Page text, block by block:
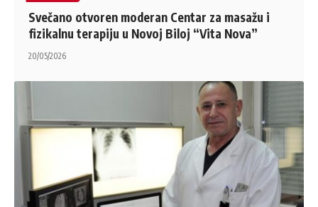
Svečano otvoren moderan Centar za masažu i
fizikalnu terapiju u Novoj Biloj “Vita Nova”
20/05/2026